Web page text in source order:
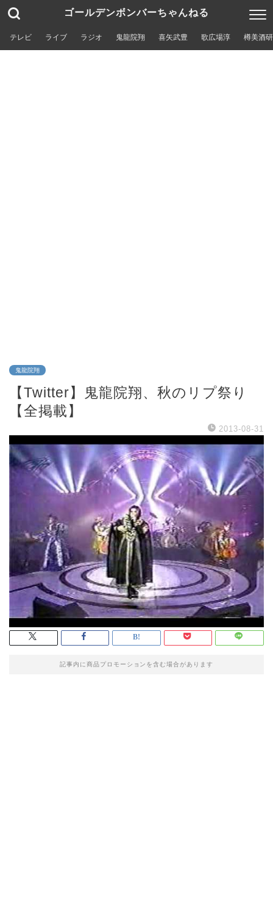
ゴールデンボンバーちゃんねる
テレビ ライブ ラジオ 鬼龍院翔 喜矢武豊 歌広場淳 樽美酒
鬼龍院翔
【Twitter】鬼龍院翔、秋のリプ祭り
【全掲載】
2013-08-31
記事内に商品プロモーションを含む場合があります